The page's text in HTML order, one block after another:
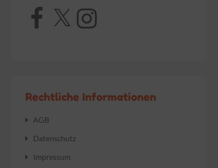
Facebook
X Instagram
Rechtliche Informationen
AGB
Datenschutz
Impressum